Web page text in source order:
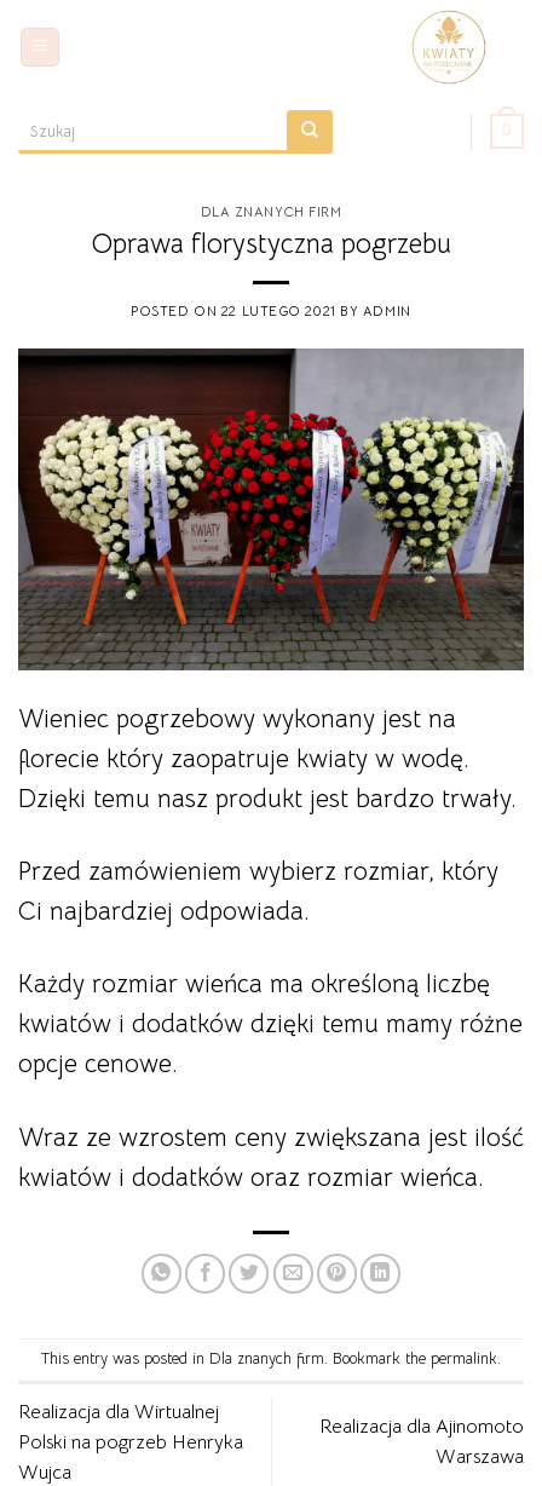
content
Szukaj:
0
DLA ZNANYCH FIRM
Oprawa florystyczna pogrzebu
POSTED ON 22 LUTEGO 2021 BY ADMIN
Wieniec pogrzebowy wykonany jest na
florecie który zaopatruje kwiaty w wodę.
Dzięki temu nasz produkt jest bardzo trwały.
Przed zamówieniem wybierz rozmiar, który
Ci najbardziej odpowiada.
Każdy rozmiar wieńca ma określoną liczbę
kwiatów i dodatków dzięki temu mamy różne
opcje cenowe.
Wraz ze wzrostem ceny zwiększana jest ilość
kwiatów i dodatków oraz rozmiar wieńca.
This entry was posted in Dla znanych firm. Bookmark the permalink.
Realizacja dla Wirtualnej
Polski na pogrzeb Henryka
Wujca
Realizacja dla Ajinomoto
Warszawa